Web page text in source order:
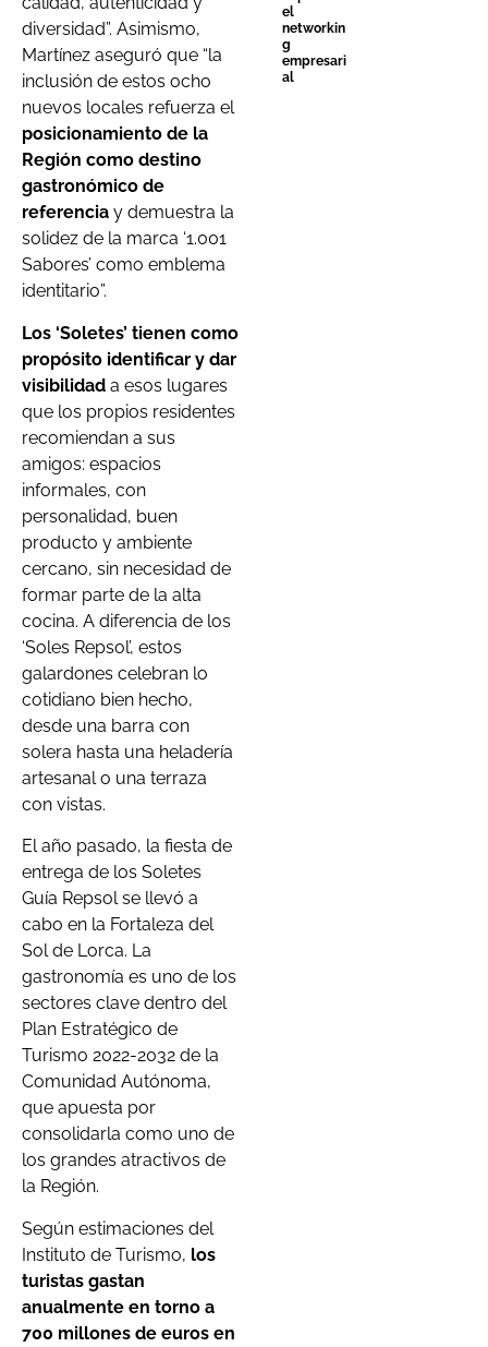
diversidad”. Asimismo,
Martínez aseguró que “la
inclusión de estos ocho
nuevos locales refuerza el
posicionamiento de la
Región como destino
gastronómico de
referencia y demuestra la
solidez de la marca ‘1.001
Sabores’ como emblema
identitario”.
Los ‘Soletes’ tienen como
propósito identificar y dar
visibilidad a esos lugares
que los propios residentes
recomiendan a sus
amigos: espacios
informales, con
personalidad, buen
producto y ambiente
cercano, sin necesidad de
formar parte de la alta
cocina. A diferencia de los
‘Soles Repsol’, estos
galardones celebran lo
cotidiano bien hecho,
desde una barra con
solera hasta una heladería
artesanal o una terraza
con vistas.
El año pasado, la fiesta de
entrega de los Soletes
Guía Repsol se llevó a
cabo en la Fortaleza del
Sol de Lorca. La
gastronomía es uno de los
sectores clave dentro del
Plan Estratégico de
Turismo 2022-2032 de la
Comunidad Autónoma,
que apuesta por
consolidarla como uno de
los grandes atractivos de
la Región.
Según estimaciones del
Instituto de Turismo, los
turistas gastan
anualmente en torno a
700 millones de euros en
el
networkin
g
empresari
al